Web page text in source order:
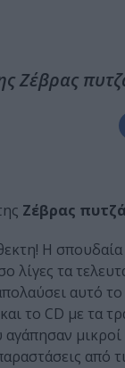
Ζέβρας
Ζέβρας
Η
λίγες τα
αυτό
το CD µε τα
από